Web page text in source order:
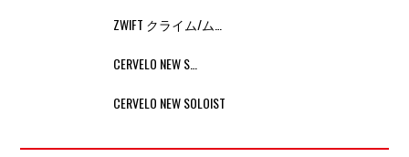
ZWIFT クライム/ム…
CERVELO NEW S…
CERVELO NEW SOLOIST